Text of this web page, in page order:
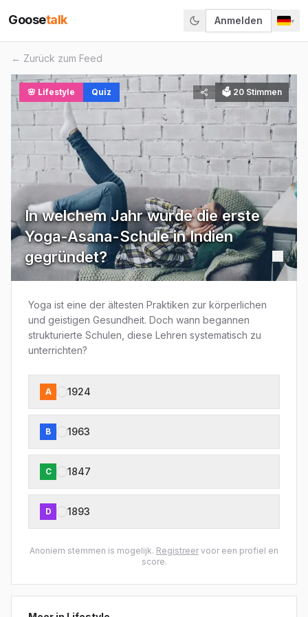
Goosetalk Anmelden ▾
← Zurück zum Feed
🌸 Lifestyle Quiz 🗳 20 Stimmen
In welchem Jahr wurde die erste
Yoga-Asana-Schule in Indien
gegründet?
Yoga ist eine der ältesten Praktiken zur körperlichen
und geistigen Gesundheit. Doch wann begannen
strukturierte Schulen, diese Lehren systematisch zu
unterrichten?
A 1924
B 1963
C 1847
D 1893
Anoniem stemmen is mogelijk. Registreer voor een profiel en
score.